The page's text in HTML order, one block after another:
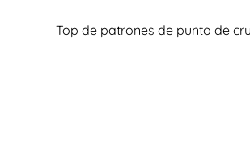
Top de patrones de punto de